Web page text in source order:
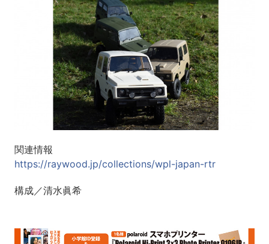
関連情報
https://raywood.jp/collections/wpl-japan-rtr
構成／清水眞希